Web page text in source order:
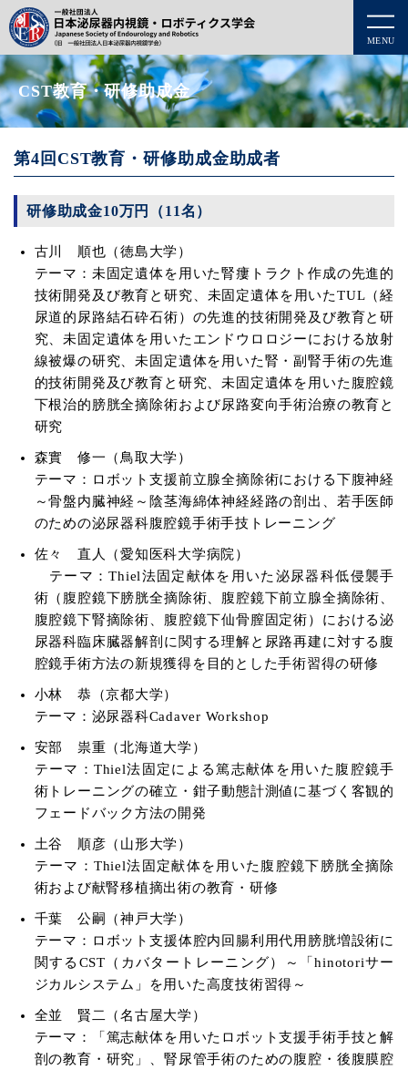
MENU
CST教育・研修助成金
第4回CST教育・研修助成金助成者
研修助成金10万円（11名）
古川 順也（徳島大学）
テーマ：未固定遺体を用いた腎瘻トラクト作成の先進的
技術開発及び教育と研究、未固定遺体を用いたTUL（経
尿道的尿路結石砕石術）の先進的技術開発及び教育と研
究、未固定遺体を用いたエンドウロロジーにおける放射
線被爆の研究、未固定遺体を用いた腎・副腎手術の先進
的技術開発及び教育と研究、未固定遺体を用いた腹腔鏡
下根治的膀胱全摘除術および尿路変向手術治療の教育と
研究
森實 修一（鳥取大学）
テーマ：ロボット支援前立腺全摘除術における下腹神経
～骨盤内臓神経～陰茎海綿体神経経路の剖出、若手医師
のための泌尿器科腹腔鏡手術手技トレーニング
佐々 直人（愛知医科大学病院）
テーマ：Thiel法固定献体を用いた泌尿器科低侵襲手
術（腹腔鏡下膀胱全摘除術、腹腔鏡下前立腺全摘除術、
腹腔鏡下腎摘除術、腹腔鏡下仙骨膣固定術）における泌
尿器科臨床臓器解剖に関する理解と尿路再建に対する腹
腔鏡手術方法の新規獲得を目的とした手術習得の研修
小林 恭（京都大学）
テーマ：泌尿器科Cadaver Workshop
安部 祟重（北海道大学）
テーマ：Thiel法固定による篤志献体を用いた腹腔鏡手
術トレーニングの確立・鉗子動態計測値に基づく客観的
フェードバック方法の開発
土谷 順彦（山形大学）
テーマ：Thiel法固定献体を用いた腹腔鏡下膀胱全摘除
術および献腎移植摘出術の教育・研修
千葉 公嗣（神戸大学）
テーマ：ロボット支援体腔内回腸利用代用膀胱増設術に
関するCST（カバタートレーニング）～「hinotoriサー
ジカルシステム」を用いた高度技術習得～
全並 賢二（名古屋大学）
テーマ：「篤志献体を用いたロボット支援手術手技と解
剖の教育・研究」、腎尿管手術のための腹腔・後腹膜腔